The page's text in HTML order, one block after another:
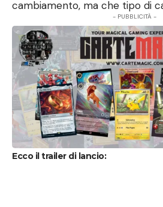
cambiamento, ma che tipo di
- PUBBLICITÀ -
Ecco il trailer di lancio: